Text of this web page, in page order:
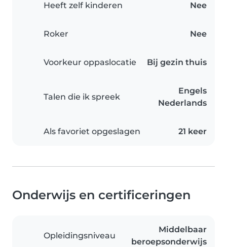
Heeft zelf kinderen Nee
Roker Nee
Voorkeur oppaslocatie Bij gezin thuis
Talen die ik spreek
Engels
Nederlands
Als favoriet opgeslagen 21 keer
Onderwijs en certificeringen
Opleidingsniveau
Middelbaar
beroepsonderwijs